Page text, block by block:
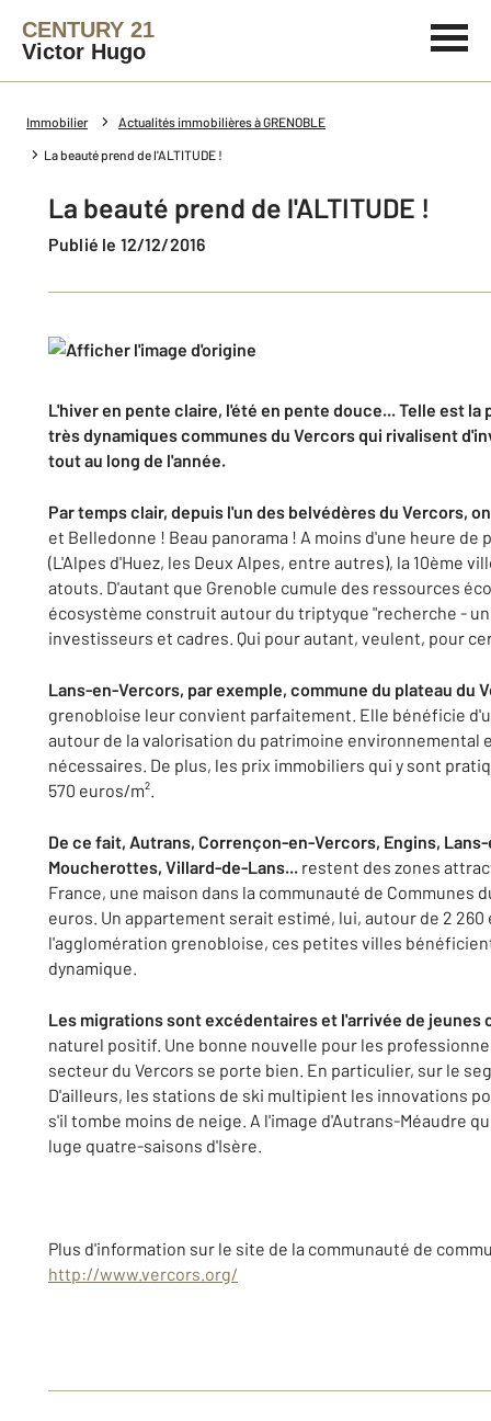
CENTURY 21
Victor Hugo
Immobilier Actualités immobilières à GRENOBLE
La beauté prend de l'ALTITUDE !
La beauté prend de l'ALTITUDE !
Publié le 12/12/2016
L'hiver en pente claire, l'été en pente douce... Telle est
très dynamiques communes du Vercors qui rivalisent
tout au long de l'année.
Par temps clair, depuis l'un des belvédères du Vercors,
et Belledonne ! Beau panorama ! A moins d'une heure
(L'Alpes d'Huez, les Deux Alpes, entre autres), la 10ème
atouts. D'autant que Grenoble cumule des ressources
écosystème construit autour du triptyque "recherche -
investisseurs et cadres. Qui pour autant, veulent, pour
Lans-en-Vercors, par exemple, commune du plateau du
grenobloise leur convient parfaitement. Elle bénéficie
autour de la valorisation du patrimoine environnemental
nécessaires. De plus, les prix immobiliers qui y sont
570 euros/m².
De ce fait, Autrans, Corrençon-en-Vercors, Engins,
Moucherottes, Villard-de-Lans... restent des zones
France, une maison dans la communauté de Communes
euros. Un appartement serait estimé, lui, autour de 2 260
l'agglomération grenobloise, ces petites villes
dynamique.
Les migrations sont excédentaires et l'arrivée de jeunes
naturel positif. Une bonne nouvelle pour les
secteur du Vercors se porte bien. En particulier, sur le
D'ailleurs, les stations de ski multipient les innovations
s'il tombe moins de neige. A l'image d'Autrans-Méaudre
luge quatre-saisons d'Isère.
Plus d'information sur le site de la communauté de
http://www.vercors.org/